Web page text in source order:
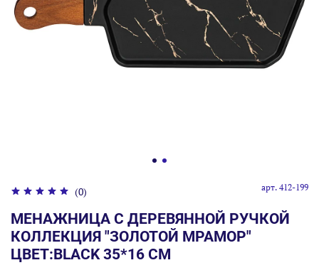
(0) арт. 412-199
МЕНАЖНИЦА С ДЕРЕВЯННОЙ РУЧКОЙ
КОЛЛЕКЦИЯ "ЗОЛОТОЙ МРАМОР"
ЦВЕТ:BLACK 35*16 СМ